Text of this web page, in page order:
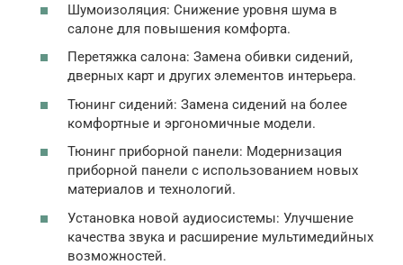
Шумоизоляция: Снижение уровня шума в
салоне для повышения комфорта.
Перетяжка салона: Замена обивки сидений,
дверных карт и других элементов интерьера.
Тюнинг сидений: Замена сидений на более
комфортные и эргономичные модели.
Тюнинг приборной панели: Модернизация
приборной панели с использованием новых
материалов и технологий.
Установка новой аудиосистемы: Улучшение
качества звука и расширение мультимедийных
возможностей.